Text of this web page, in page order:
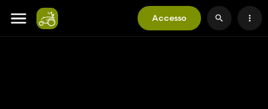
Accesso